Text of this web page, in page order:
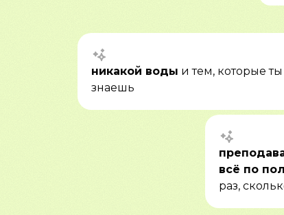
никакой воды и тем, которые
знаешь
всё по
раз,